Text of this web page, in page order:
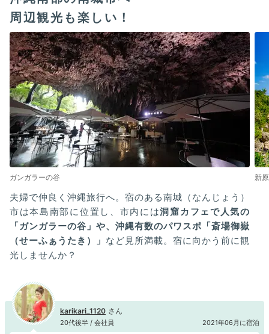
周辺観光も楽しい！
ガンガラーの谷 新
夫婦で仲良く沖縄旅行へ。宿のある南城（なんじょう）
市は本島南部に位置し、市内には洞窟カフェで人気の
「ガンガラーの谷」や、沖縄有数のパワスポ「斎場御嶽
（せーふぁうたき）」 など見所満載。宿に向かう前に観
光しませんか？
karikari_1120
20代後半 / 会社員 2021年06月に宿泊